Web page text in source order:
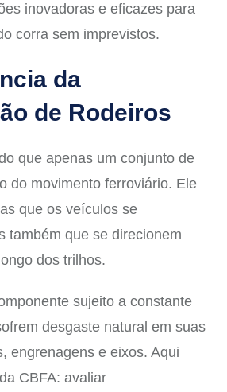
inovadoras e eficazes para
corra sem imprevistos.
da
de Rodeiros
que apenas um conjunto de
do movimento ferroviário. Ele
que os veículos se
também que se direcionem
dos trilhos.
sujeito a constante
desgaste natural em suas
engrenagens e eixos. Aqui
CBFA: avaliar